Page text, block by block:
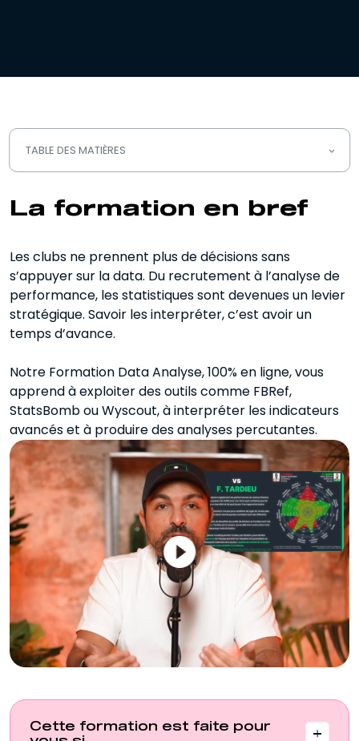
TABLE DES MATIÈRES
Programme
Témoignages
Questions fréquentes
La formation en bref
Les clubs ne prennent plus de décisions sans
s’appuyer sur la data. Du recrutement à l’analyse de
performance, les statistiques sont devenues un levier
stratégique. Savoir les interpréter, c’est avoir un
temps d’avance.
Notre Formation Data Analyse, 100% en ligne, vous
apprend à exploiter des outils comme FBRef,
StatsBomb ou Wyscout, à interpréter les indicateurs
avancés et à produire des analyses percutantes.
Cette formation est faite pour